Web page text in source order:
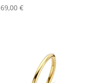
69,00€